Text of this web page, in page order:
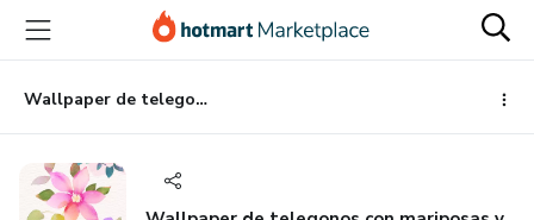
principal
página
de
página
Wallpaper de telegonos con mariposas y dibujos